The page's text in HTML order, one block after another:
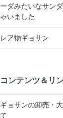
ーダみたいなサン
ゃいました
レア物ギョサン
コンテンツ＆リ
ギョサンの卸売・
て